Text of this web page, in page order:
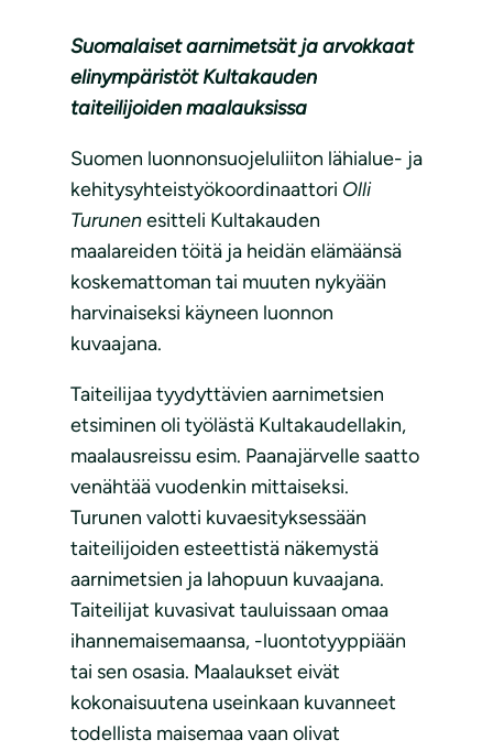
Suomalaiset aarnimetsät ja arvokkaat
elinympäristöt Kultakauden
taiteilijoiden maalauksissa
Suomen luonnonsuojeluliiton lähialue- ja
kehitysyhteistyökoordinaattori Olli
Turunenesitteli Kultakauden
maalareiden töitä ja heidän elämäänsä
koskemattoman tai muuten nykyään
harvinaiseksi käyneen luonnon
kuvaajana.
Taiteilijaa tyydyttävien aarnimetsien
etsiminen oli työlästä Kultakaudellakin,
maalausreissu esim. Paanajärvelle saatto
venähtää vuodenkin mittaiseksi.
Turunen valotti kuvaesityksessään
taiteilijoiden esteettistä näkemystä
aarnimetsien ja lahopuun kuvaajana.
Taiteilijat kuvasivat tauluissaan omaa
ihannemaisemaansa, -luontotyyppiään
tai sen osasia. Maalaukset eivät
kokonaisuutena useinkaan kuvanneet
todellista maisemaa vaan olivat